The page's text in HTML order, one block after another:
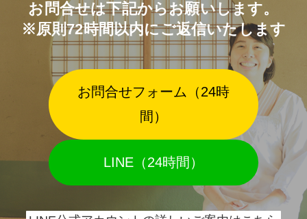
お問合せは下記からお願いします。
※原則72時間以内にご返信いたします
お問合せフォーム（24時
間）
LINE（24時間）